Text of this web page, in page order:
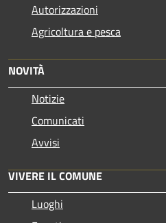
Autorizzazioni
Agricoltura e pesca
NOVITÀ
Notizie
Comunicati
Avvisi
VIVERE IL COMUNE
Luoghi